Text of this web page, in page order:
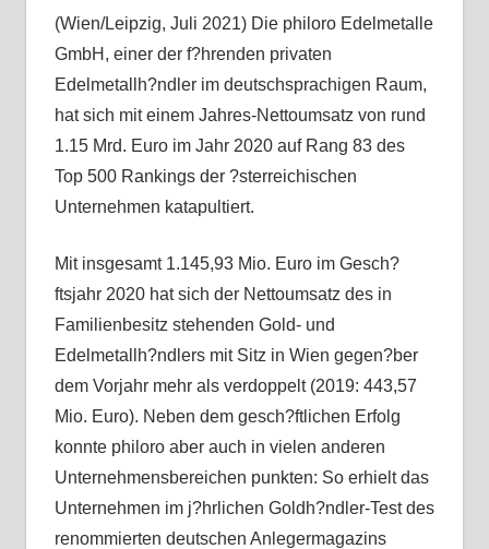
(Wien/Leipzig, Juli 2021) Die philoro Edelmetalle
GmbH, einer der f?hrenden privaten
Edelmetallh?ndler im deutschsprachigen Raum,
hat sich mit einem Jahres-Nettoumsatz von rund
1.15 Mrd. Euro im Jahr 2020 auf Rang 83 des
Top 500 Rankings der ?sterreichischen
Unternehmen katapultiert.
Mit insgesamt 1.145,93 Mio. Euro im Gesch?
ftsjahr 2020 hat sich der Nettoumsatz des in
Familienbesitz stehenden Gold- und
Edelmetallh?ndlers mit Sitz in Wien gegen?ber
dem Vorjahr mehr als verdoppelt (2019: 443,57
Mio. Euro). Neben dem gesch?ftlichen Erfolg
konnte philoro aber auch in vielen anderen
Unternehmensbereichen punkten: So erhielt das
Unternehmen im j?hrlichen Goldh?ndler-Test des
renommierten deutschen Anlegermagazins